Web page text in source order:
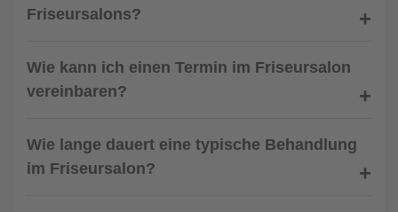
Friseursalons?
Wie kann ich einen Termin im Friseursalon
vereinbaren?
Wie lange dauert eine typische Behandlung
im Friseursalon?